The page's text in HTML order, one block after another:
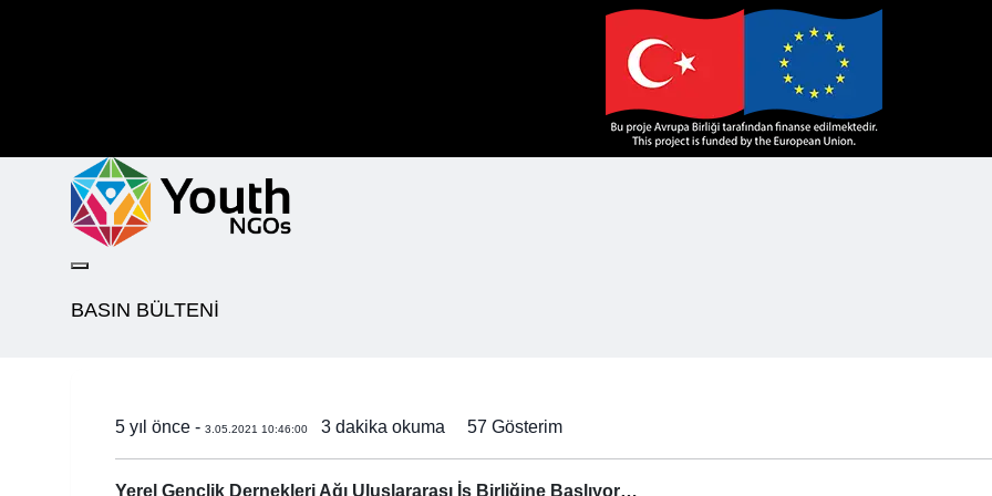
BASIN BÜLTENİ
5 yıl önce - 3.05.2021 10:46:00 3 dakika okuma 57 Gösterim
Yerel Gençlik Dernekleri Ağı Uluslararası İş Birliğine Başlıyor…